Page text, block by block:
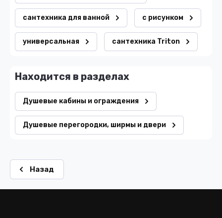
сантехника для ванной с рисунком
универсальная сантехника Triton
Находится в разделах
Душевые кабины и ограждения
Душевые перегородки, ширмы и двери
Назад